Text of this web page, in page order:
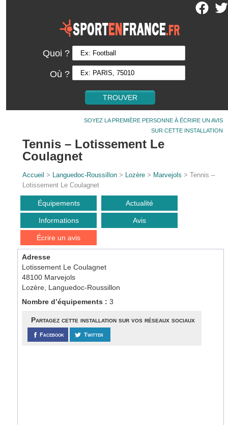
Quoi ?
Où ?
SOYEZ LA PREMIÈRE PERSONNE À ÉCRIRE UN AVIS
SUR CETTE INSTALLATION
Tennis – Lotissement Le
Coulagnet
Accueil > Languedoc-Roussillon > Lozère > Marvejols > Tennis –
Lotissement Le Coulagnet
Équipements Actualité
Informations Avis
Écrire un avis
Adresse
Lotissement Le Coulagnet
48100 Marvejols
Lozère, Languedoc-Roussillon
Nombre d’équipements :3
Partagez cette installation sur vos réseaux sociaux
Facebook Twitter